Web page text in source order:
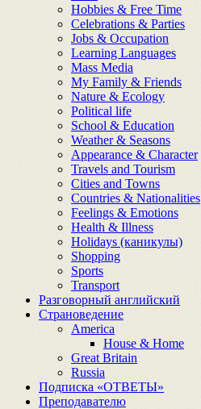
Hobbies & Free Time
Celebrations & Parties
Jobs & Occupation
Learning Languages
Mass Media
My Family & Friends
Nature & Ecology
Political life
School & Education
Weather & Seasons
Appearance & Character
Travels and Tourism
Cities and Towns
Countries & Nationalities
Feelings & Emotions
Health & Illness
Holidays (каникулы)
Shopping
Sports
Transport
Разговорный английский
Страноведение
America
House & Home
Great Britain
Russia
Подписка «ОТВЕТЫ»
Преподавателю